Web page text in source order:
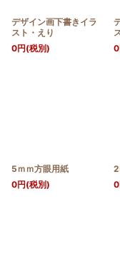
デザイン画下書きイラ
スト・えり
0円(税別)
0
5ｍｍ方眼用紙
0円(税別)
0